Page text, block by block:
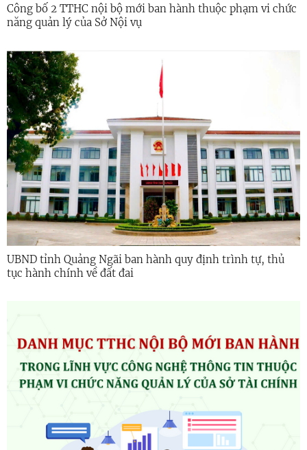
Công bố 2 TTHC nội bộ mới ban hành thuộc phạm vi chức
năng quản lý của Sở Nội vụ
UBND tỉnh Quảng Ngãi ban hành quy định trình tự, thủ
tục hành chính về đất đai